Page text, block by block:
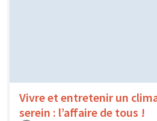
Vivre et entretenir un
serein : l’affaire de tous !